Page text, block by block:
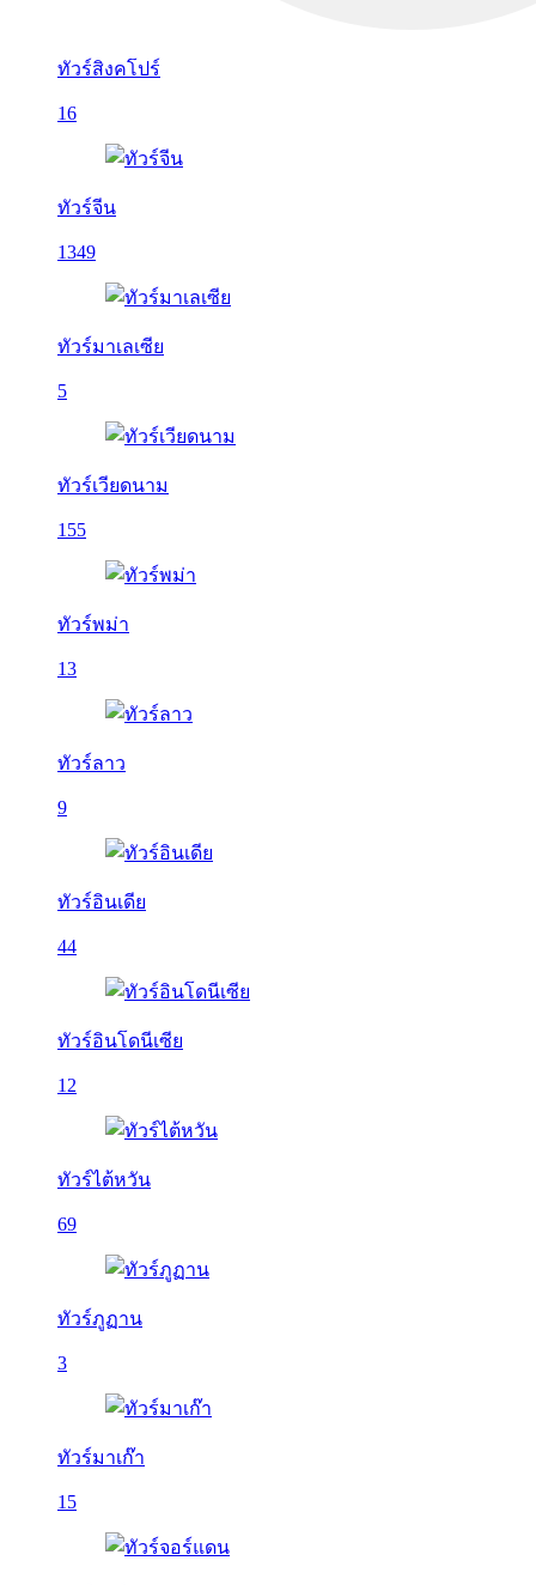
ทัวร์สิงคโปร์
16
ทัวร์จีน
1349
ทัวร์มาเลเซีย
5
ทัวร์เวียดนาม
155
ทัวร์พม่า
13
ทัวร์ลาว
9
ทัวร์อินเดีย
44
ทัวร์อินโดนีเซีย
12
ทัวร์ไต้หวัน
69
ทัวร์ภูฏาน
3
ทัวร์มาเก๊า
15